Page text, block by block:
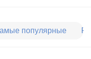
популярные